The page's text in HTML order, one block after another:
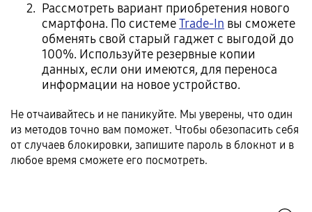
Рассмотреть вариант приобретения нового
смартфона. По системеTrade-In вы сможете
обменять свой старый гаджет с выгодой до
100%. Используйте резервные копии
данных, если они имеются, для переноса
информации на новое устройство.
Не отчаивайтесь и не паникуйте. Мы уверены, что один
из методов точно вам поможет. Чтобы обезопасить себя
от случаев блокировки, запишите пароль в блокнот и в
любое время сможете его посмотреть.